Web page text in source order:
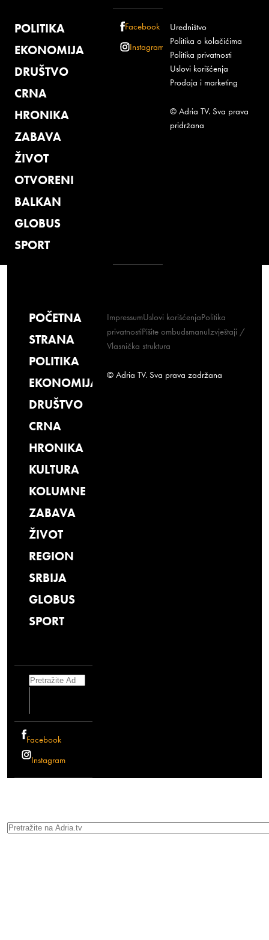
POLITIKA
EKONOMIJA
DRUŠTVO
CRNA
HRONIKA
ZABAVA
ŽIVOT
OTVORENI
BALKAN
GLOBUS
SPORT
Facebook
Instagram
Uredništvo
Politika o kolačićima
Politika privatnosti
Uslovi korišćenja
Prodaja i marketing
© Adria TV. Sva prava
pridržana
POČETNA
STRANA
POLITIKA
EKONOMIJA
DRUŠTVO
CRNA
HRONIKA
KULTURA
KOLUMNE
ZABAVA
ŽIVOT
REGION
SRBIJA
GLOBUS
SPORT
Search
Facebook
Instagram
ImpressumUslovi korišćenjaPolitika
privatnostiPišite ombudsmanuIzvještaji /
Vlasnička struktura
© Adria TV. Sva prava zadržana
Search